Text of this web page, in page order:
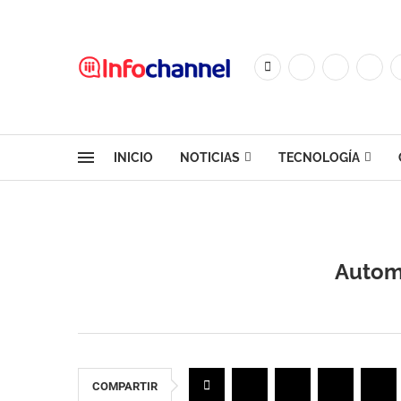
INICIO NOTICIAS TECNOLOGÍA
COMPARTIR